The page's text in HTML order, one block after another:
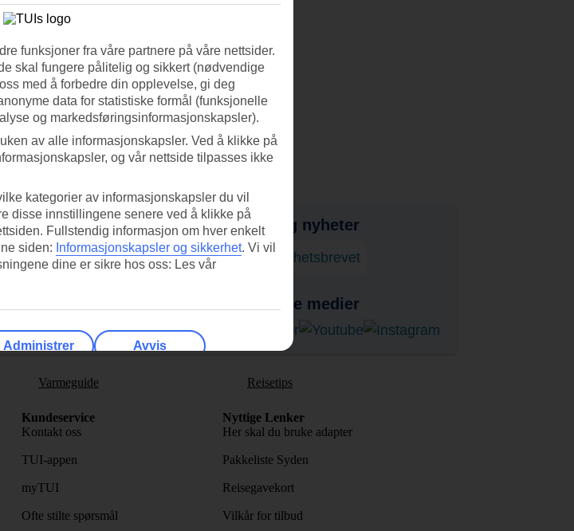
ned
Få tilbud, tips og nyheter
Abonner på nyhetsbrevet
Følg oss i sosiale medier
Varmeguide Reisetips
Kundeservice
Kontakt oss
TUI-appen
myTUI
Ofte stilte spørsmål
Nyttige Lenker
Her skal du bruke adapter
Pakkeliste Syden
Reisegavekort
Vilkår for tilbud
funksjoner fra våre partnere på våre nettsider.
skal fungere pålitelig og sikkert (nødvendige
med å forbedre din opplevelse, gi deg
data for statistiske formål (funksjonelle
og markedsføringsinformasjonskapsler).
av alle informasjonskapsler. Ved å klikke på
og vår nettside tilpasses ikke
kategorier av informasjonskapsler du vil
disse innstillingene senere ved å klikke på
Fullstendig informasjon om hver enkelt
siden: Informasjonskapsler og sikkerhet. Vi vil
dine er sikre hos oss: Les vår
Administrer Avvis